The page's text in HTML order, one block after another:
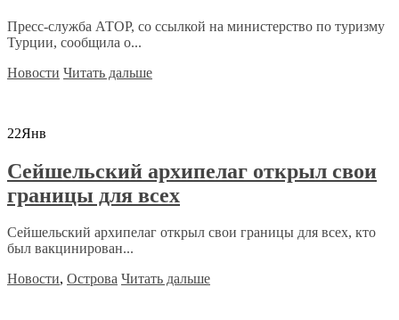
Пресс-служба АТОР, со ссылкой на министерство по туризму
Турции, сообщила о...
Новости Читать дальше
22Янв
Сейшельский архипелаг открыл свои
границы для всех
Сейшельский архипелаг открыл свои границы для всех, кто
был вакцинирован...
Новости, Острова Читать дальше